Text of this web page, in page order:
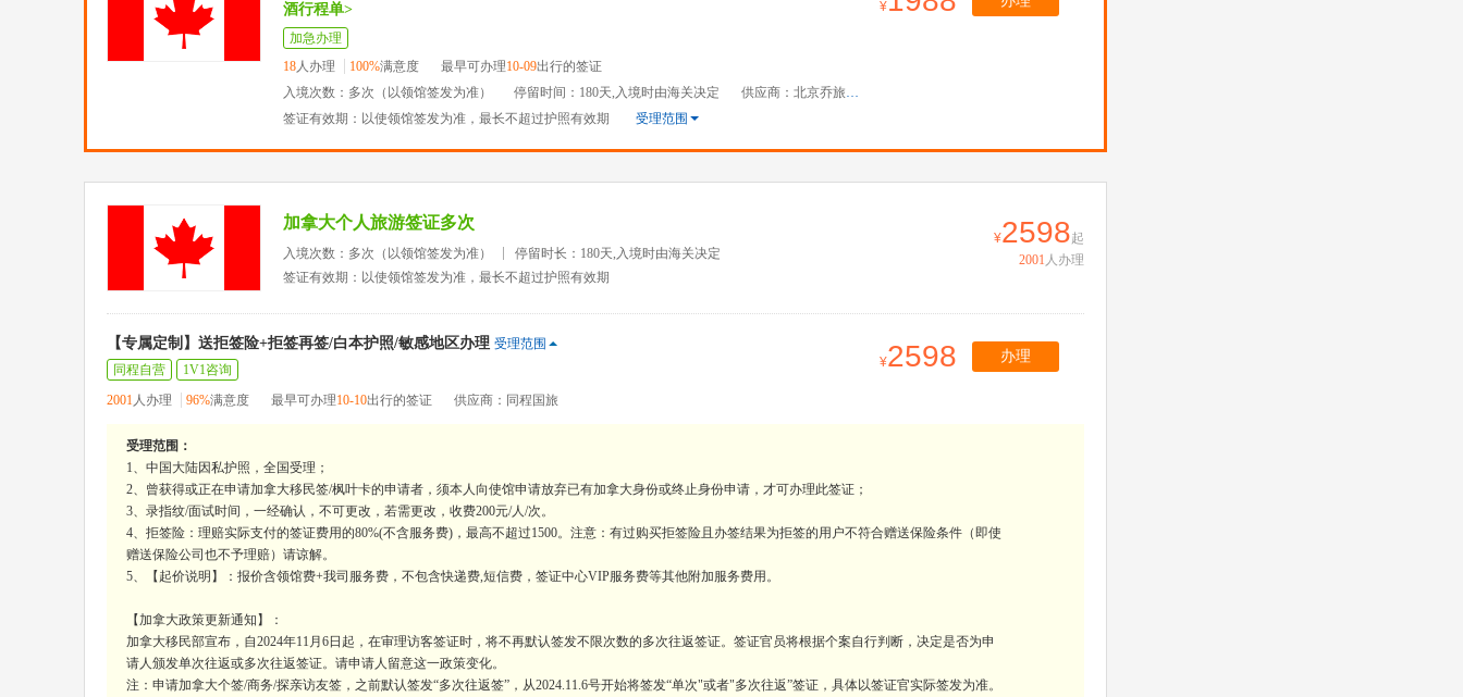
酒行程单>
加急办理
18人办理 100%满意度 最早可办理10-09出行的签证
入境次数：多次（以领馆签发为准）
停留时间：180天,入境时由海关决定
供应商：北京乔旅国际旅游管理有限公司
签证有效期：以使领馆签发为准，最长不超过护照有效期
受理范围
加拿大个人旅游签证多次
入境次数：多次（以领馆签发为准）
停留时长：180天,入境时由海关决定
签证有效期：以使领馆签发为准，最长不超过护照有效期
2598起
2001 人办理
【专属定制】送拒签险+拒签再签/白本护照/敏感地区办理 受理范围
同程自营
1V1咨询
2001人办理 96%满意度 最早可办理10-10出行的签证 供应商：同程国旅
2598 办理
受理范围：
1、中国大陆因私护照，全国受理；
2、曾获得或正在申请加拿大移民签/枫叶卡的申请者，须本人向使馆申请放弃已有加拿大身份或终止身份申请，才可办理此签证；
3、录指纹/面试时间，一经确认，不可更改，若需更改，收费200元/人/次。
4、拒签险：理赔实际支付的签证费用的80%(不含服务费)，最高不超过1500。注意：有过购买拒签险且办签结果为拒签的用户不符合赠送保险条件（即使
赠送保险公司也不予理赔）请谅解。
5、【起价说明】：报价含领馆费+我司服务费，不包含快递费,短信费，签证中心VIP服务费等其他附加服务费用。
【加拿大政策更新通知】：
加拿大移民部宣布，自2024年11月6日起，在审理访客签证时，将不再默认签发不限次数的多次往返签证。签证官员将根据个案自行判断，决定是否为申
请人颁发单次往返或多次往返签证。请申请人留意这一政策变化。
注：申请加拿大个签/商务/探亲访友签，之前默认签发“多次往返签”，从2024.11.6号开始将签发“单次"或者"多次往返”签证，具体以签证官实际签发为准。